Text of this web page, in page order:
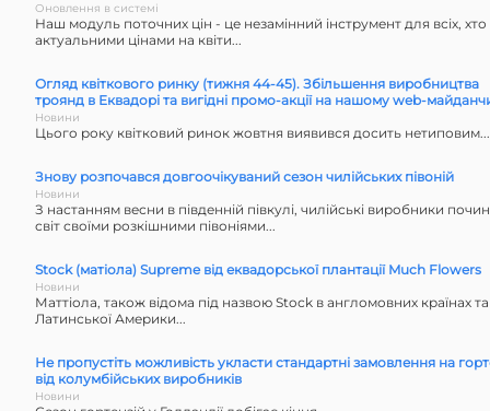
Оновлення в системі
Наш модуль поточних цін - це незамінний інструмент для всіх, хто
актуальними цінами на квіти...
Огляд квіткового ринку (тижня 44-45). Збільшення виробництва
троянд в Еквадорі та вигідні промо-акції на нашому web-
Новини
Цього року квітковий ринок жовтня виявився досить нетиповим...
Знову розпочався довгоочікуваний сезон чилійських півоній
Новини
З настанням весни в південній півкулі, чилійські виробники
світ своїми розкішними півоніями...
Stock (матіола) Supreme від еквадорської плантації Much Flowers
Новини
Маттіола, також відома під назвою Stock в англомовних країнах та
Латинської Америки...
Не пропустіть можливість укласти стандартні замовлення на
від колумбійських виробників
Новини